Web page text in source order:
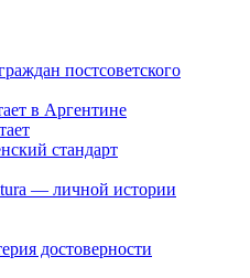
постсоветского
в Аргентине
стандарт
— личной истории
достоверности